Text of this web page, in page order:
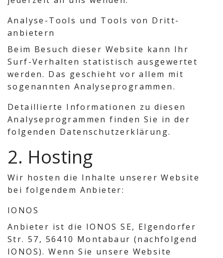
Analyse-Tools und Tools von Dritt­
anbietern
Beim Besuch dieser Website kann Ihr
Surf-Verhalten statistisch ausgewertet
werden. Das geschieht vor allem mit
sogenannten Analyseprogrammen.
Detaillierte Informationen zu diesen
Analyseprogrammen finden Sie in der
folgenden Datenschutzerklärung.
2. Hosting
Wir hosten die Inhalte unserer Website
bei folgendem Anbieter:
IONOS
Anbieter ist die IONOS SE, Elgendorfer
Str. 57, 56410 Montabaur (nachfolgend
IONOS). Wenn Sie unsere Website